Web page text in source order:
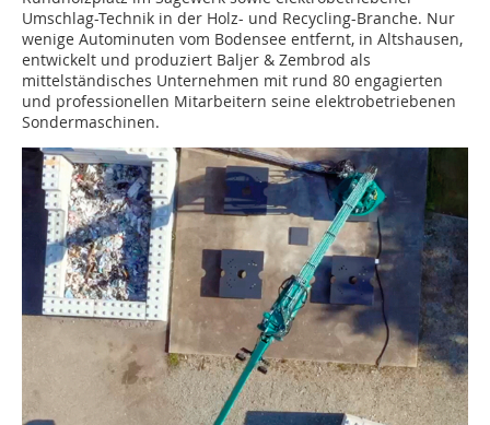
Umschlag-Technik in der Holz- und Recycling-Branche. Nur
wenige Autominuten vom Bodensee entfernt, in Altshausen,
entwickelt und produziert Baljer & Zembrod als
mittelständisches Unternehmen mit rund 80 engagierten
und professionellen Mitarbeitern seine elektrobetriebenen
Sondermaschinen.